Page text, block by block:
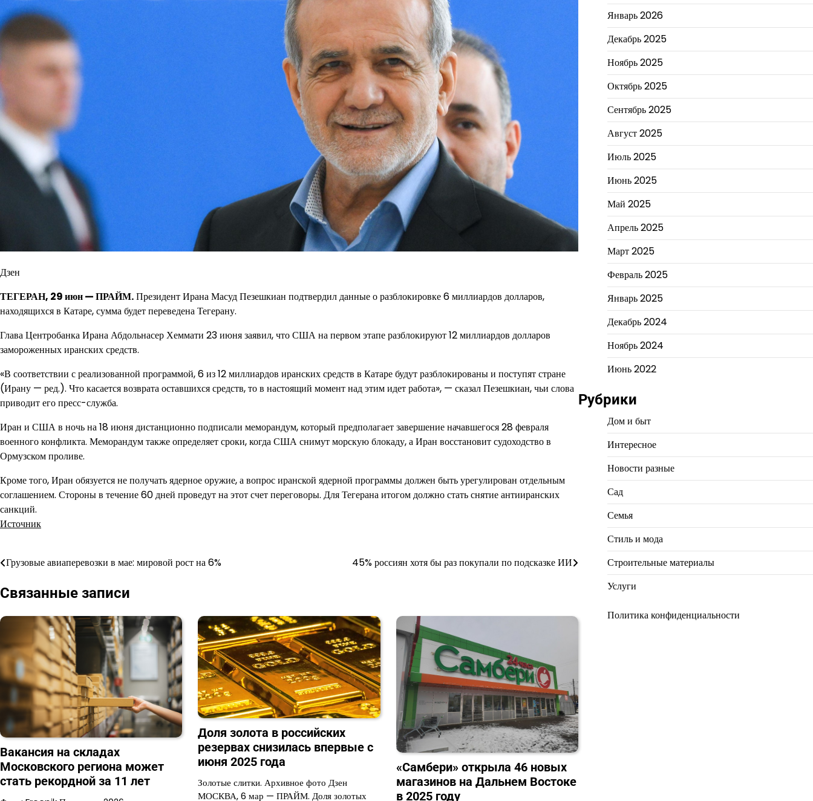
Дзен
ТЕГЕРАН, 29 июн — ПРАЙМ.Президент Ирана Масуд Пезешкиан подтвердил данные о разблокировке 6 миллиардов долларов,
находящихся в Катаре, сумма будет переведена Тегерану.
Глава Центробанка Ирана Абдольнасер Хеммати 23 июня заявил, что США на первом этапе разблокируют 12 миллиардов долларов
замороженных иранских средств.
«В соответствии с реализованной программой, 6 из 12 миллиардов иранских средств в Катаре будут разблокированы и поступят стране
(Ирану — ред.). Что касается возврата оставшихся средств, то в настоящий момент над этим идет работа», — сказал Пезешкиан, чьи слова
приводит его пресс-служба.
Иран и США в ночь на 18 июня дистанционно подписали меморандум, который предполагает завершение начавшегося 28 февраля
военного конфликта. Меморандум также определяет сроки, когда США снимут морскую блокаду, а Иран восстановит судоходство в
Ормузском проливе.
Кроме того, Иран обязуется не получать ядерное оружие, а вопрос иранской ядерной программы должен быть урегулирован отдельным
соглашением. Стороны в течение 60 дней проведут на этот счет переговоры. Для Тегерана итогом должно стать снятие антииранских
санкций.
Источник
Навигация
по
Грузовые авиаперевозки в мае: мировой рост на 6% 45% россиян хотя бы раз покупали по подсказке ИИ
Связанные записи
Вакансия на складах
Московского региона может
стать рекордной за 11 лет
Доля золота в российских
резервах снизилась впервые с
июня 2025 года
Золотые слитки. Архивное фото Дзен
МОСКВА, 6 мар — ПРАЙМ. Доля золотых
«Самбери» открыла 46 новых
магазинов на Дальнем Востоке
в 2025 году
Январь 2026
Декабрь 2025
Ноябрь 2025
Октябрь 2025
Сентябрь 2025
Август 2025
Июль 2025
Июнь 2025
Май 2025
Апрель 2025
Март 2025
Февраль 2025
Январь 2025
Декабрь 2024
Ноябрь 2024
Июнь 2022
Рубрики
Дом и быт
Интересное
Новости разные
Сад
Семья
Стиль и мода
Строительные материалы
Услуги
Политика конфиденциальности